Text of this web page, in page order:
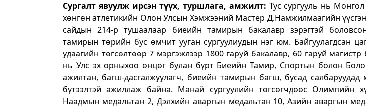
Сургалт явуулж ирсэн түүх, туршлага, амжилт: Тус сургууль нь
хөнгөн атлетикийн Олон Улсын Хэмжээний Мастер Д.Намжилмаагийн үүсгэн
сайдын 214-р тушаалаар биеийн тамирын бакалавр зэрэгтэй
тамирын төрийн бус өмчит ууган сургуулиудын нэг юм. Байгуулагдсан
удаагийн төгсөлтөөр 7 мэргэжлээр 1800 гаруй бакалавр, 60 гаруй
нь Улс эх орныхоо өнцөг булан бүрт Биеийн Тамир, Спортын болон
ажилтан, багш-дасгалжуулагч, биеийн тамирын багш, бусад салбаруудад
бүтээлтэй ажиллаж байна. Манай сургуулийн төгсөгчдөөс Олимпийн
Наадмын медальтан 2, Дэлхийн аваргын медальтан 10, Азийн аваргын